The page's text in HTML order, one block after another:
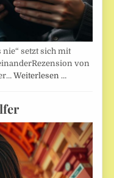
nie“ setzt sich mit
von
Weiterlesen …